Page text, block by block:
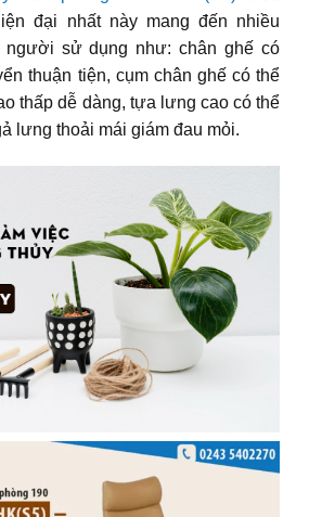
đại nhất này mang đến nhiều
người sử dụng như: chân ghế có
thuận tiện, cụm chân ghế có thể
thấp dễ dàng, tựa lưng cao có thể
lưng thoải mái giám đau mỏi.